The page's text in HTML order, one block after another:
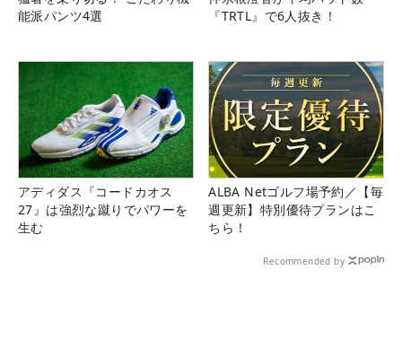
能派パンツ4選
『TRTL』で6人抜き！
アディダス『コードカオス
27』は強烈な蹴りでパワーを
生む
ALBA Netゴルフ場予約／【毎
週更新】特別優待プランはこ
ちら！
Recommended by